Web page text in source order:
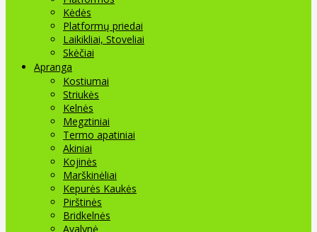
Kėdės
Platformų priedai
Laikikliai, Stoveliai
Skėčiai
Apranga
Kostiumai
Striukės
Kelnės
Megztiniai
Termo apatiniai
Akiniai
Kojinės
Marškinėliai
Kepurės Kaukės
Pirštinės
Bridkelnės
Avalynė